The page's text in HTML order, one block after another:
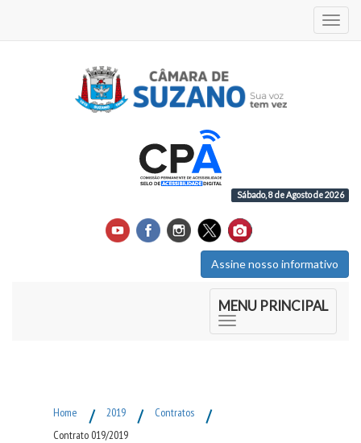
Sábado, 8 de Agosto de 2026
Assine nosso informativo
MENU PRINCIPAL
Home / 2019 / Contratos /
Contrato 019/2019